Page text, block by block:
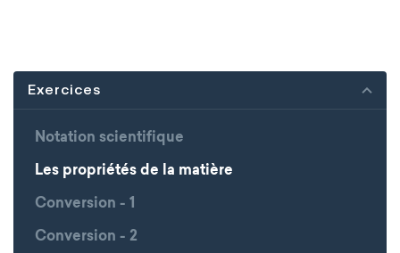
Exercices
Notation scientifique
Les propriétés de la matière
Conversion - 1
Conversion - 2